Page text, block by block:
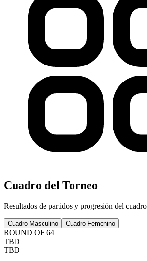
Cuadro del Torneo
Resultados de partidos y progresión del cuadro
Cuadro Masculino Cuadro Femenino
ROUND OF 64
TBD
TBD